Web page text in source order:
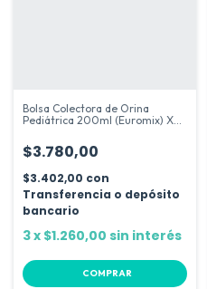
Bolsa Colectora de Orina
Pediátrica 200ml (Euromix) X
$3.780,00
$3.402,00 con
Transferencia o depósito
bancario
3x $1.260,00 sin interés
COMPRAR